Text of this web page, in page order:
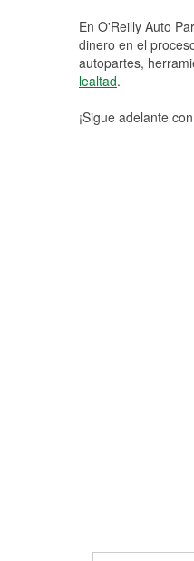
En O'Reilly Auto
dinero en el
autopartes,
lealtad.
¡Sigue adelante